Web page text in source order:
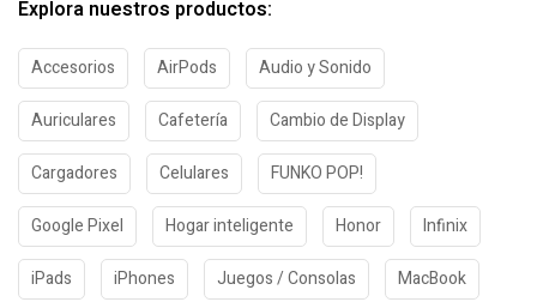
Explora nuestros productos:
Accesorios AirPods Audio y Sonido
Auriculares Cafetería Cambio de Display
Cargadores Celulares FUNKO POP!
Google Pixel Hogar inteligente Honor Infinix
iPads iPhones Juegos / Consolas MacBook